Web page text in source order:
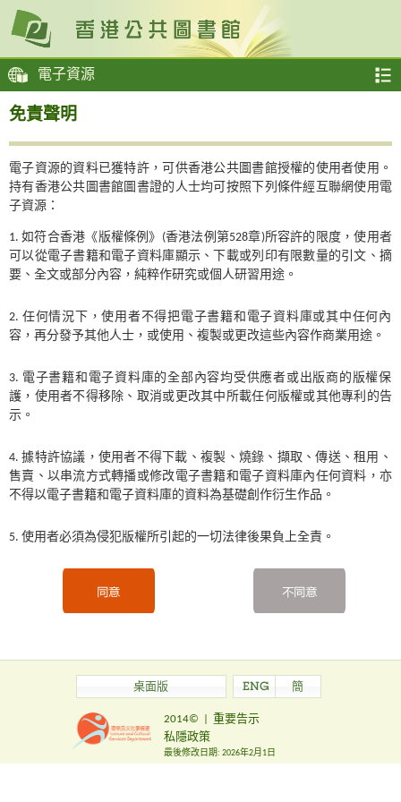
電子資源
免責聲明
電子資源的資料已獲特許，可供香港公共圖書館授權的使用者使用。
持有香港公共圖書館圖書證的人士均可按照下列條件經互聯網使用電
子資源：
如符合香港《版權條例》(香港法例第528章)所容許的限度，使用者
可以從電子書籍和電子資料庫顯示、下載或列印有限數量的引文、摘
要、全文或部分內容，純粹作研究或個人研習用途。
任何情況下，使用者不得把電子書籍和電子資料庫或其中任何內
容，再分發予其他人士，或使用、複製或更改這些內容作商業用途。
電子書籍和電子資料庫的全部內容均受供應者或出版商的版權保
護，使用者不得移除、取消或更改其中所載任何版權或其他專利的告
示。
據特許協議，使用者不得下載、複製、燒錄、擷取、傳送、租用、
售賣、以串流方式轉播或修改電子書籍和電子資料庫內任何資料，亦
不得以電子書籍和電子資料庫的資料為基礎創作衍生作品。
使用者必須為侵犯版權所引起的一切法律後果負上全責。
桌面版 ENG 簡
2014©
重要告示
私隱政策
最後修改日期: 2026年2月1日